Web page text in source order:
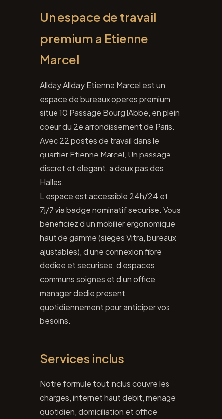
Un espace de travail
premium a Etienne
Marcel
Allday Allday Etienne Marcel est un
espace de bureaux operes premium
situe 10 Passage Bourg lAbbe, en plein
coeur du 2e arrondissement de Paris.
Avec 22 postes de travail dans le
quartier Etienne Marcel, Un passage
discret et elegant, a deux pas des
Halles.
L espace est accessible 24h/24 et
7j/7 via badge nominatif securise. Vous
beneficiez d un mobilier ergonomique
haut de gamme (sieges Vitra, bureaux
ajustables), d une connexion fibre
dediee et securisee, d espaces
communs soignes et d un office
manager dedie present
quotidiennement pour anticiper vos
besoins.
Services inclus
Notre formule tout inclus couvre les
charges, internet haut debit, menage
quotidien, domiciliation et office